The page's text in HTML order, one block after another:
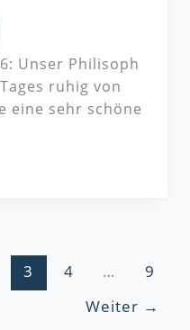
Unser Philisoph
ruhig von
eine sehr schöne
3 4 …
9
Weiter →